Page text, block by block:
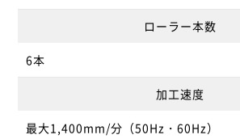
ローラー本数
6本
加工速度
最大1,400mm/分（50Hz・60Hz）